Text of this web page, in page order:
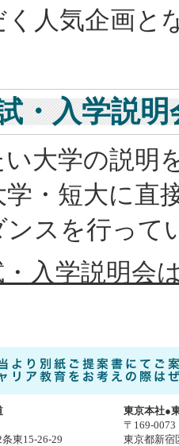
く人気企画と
・入学説明
大学の説明
学・短大に直
ンスを行って
入学説明会
東15-26-29
東京本社●
〒169-0073
東京都新宿